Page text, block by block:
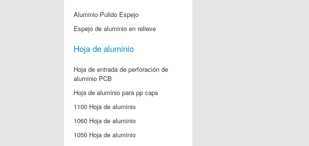
Aluminio Pulido Espejo
Espejo de aluminio en relieve
Hoja de aluminio
Hoja de entrada de perforación de
aluminio PCB
Hoja de aluminio para pp caps
1100 Hoja de aluminio
1060 Hoja de aluminio
1050 Hoja de aluminio